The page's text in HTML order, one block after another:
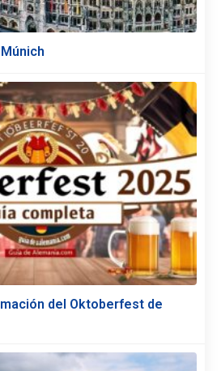
del Oktoberfest de